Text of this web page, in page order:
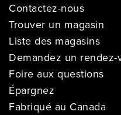
Contactez-nous
Trouver un magasin
Liste des magasins
Demandez un rendez-
Foire aux questions
Épargnez
Fabriqué au Canada